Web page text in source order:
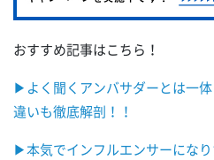
おすすめ記事はこちら！
▶︎よく聞くアンバサダーとは一
違いも徹底解剖！！
▶︎本気でインフルエンサーにな